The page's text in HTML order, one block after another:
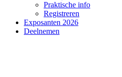
Praktische info
Registreren
Exposanten 2026
Deelnemen